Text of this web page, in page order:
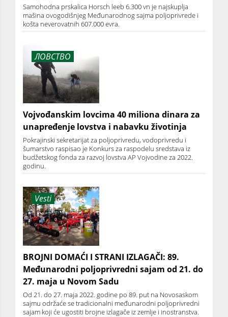
Samohodna prskalica Horsch leeb 6.300 vn je najskuplja
mašina ovogodišnjeg Međunarodnog sajma poljoprivrede i
košta neverovatnih 607.000 evra.
ЛОВСТВО
Vojvođanskim lovcima 40 miliona dinara za
unapređenje lovstva i nabavku životinja
Pokrajinski sekretarijat za poljoprivredu, vodoprivredu i
šumarstvo raspisao je Konkurs za raspodelu sredstava iz
budžetskog fonda za razvoj lovstva AP Vojvodine za 2022.
godinu.
Vesti
BROJNI DOMAĆI I STRANI IZLAGAČI: 89.
Međunarodni poljoprivredni sajam od 21. do
27. maja u Novom Sadu
Od 21. do 27. maja 2022. godine po 89. put na Novosaskom
sajmu održaće se tradicionalni međunarodni poljoprivredni
sajam koji će ugostiti brojne izlagače iz zemlje i inostranstva.